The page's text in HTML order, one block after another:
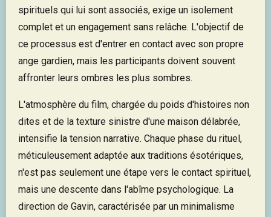
spirituels qui lui sont associés, exige un isolement
complet et un engagement sans relâche. L'objectif de
ce processus est d'entrer en contact avec son propre
ange gardien, mais les participants doivent souvent
affronter leurs ombres les plus sombres.
L'atmosphère du film, chargée du poids d'histoires non
dites et de la texture sinistre d'une maison délabrée,
intensifie la tension narrative. Chaque phase du rituel,
méticuleusement adaptée aux traditions ésotériques,
n'est pas seulement une étape vers le contact spirituel,
mais une descente dans l'abîme psychologique. La
direction de Gavin, caractérisée par un minimalisme